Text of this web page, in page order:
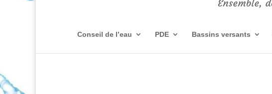
Conseil de l’eau PDE Bassins versants